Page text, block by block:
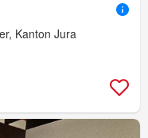
Kanton Jura